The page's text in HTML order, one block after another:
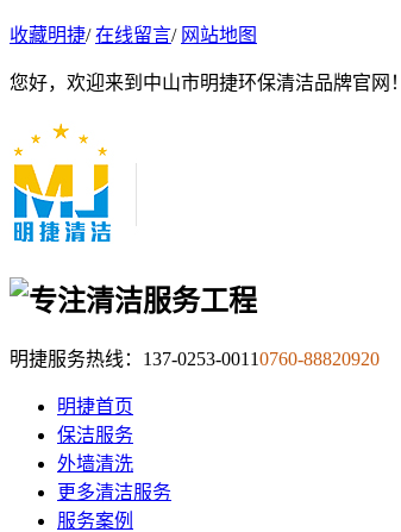
收藏明捷/在线留言/ 网站地图
您好，欢迎来到中山市明捷环保清洁品牌官网！
明捷服务热线： 137-0253-00110760-88820920
明捷首页
保洁服务
外墙清洗
更多清洁服务
服务案例